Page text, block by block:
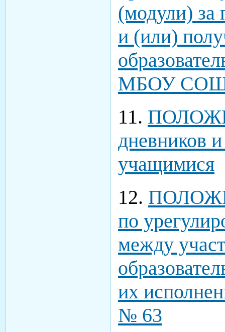
(модули)
и (или)
МБОУ
11.
дневников
учащимися
12.
по
между
их
№ 63